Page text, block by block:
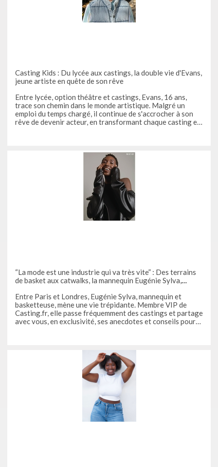
Casting Kids : Du lycée aux castings, la double vie d'Evans,
jeune artiste en quête de son rêve
Entre lycée, option théâtre et castings, Evans, 16 ans,
trace son chemin dans le monde artistique. Malgré un
emploi du temps chargé, il continue de s'accrocher à son
rêve de devenir acteur, en transformant chaque casting en
“La mode est une industrie qui va très vite” : Des terrains
de basket aux catwalks, la mannequin Eugénie Sylva,
conseils
Entre Paris et Londres, Eugénie Sylva, mannequin et
basketteuse, mène une vie trépidante. Membre VIP de
Casting.fr, elle passe fréquemment des castings et partage
avec vous, en exclusivité, ses anecdotes et conseils pour